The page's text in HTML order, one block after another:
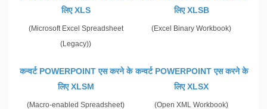
लिए XLS
(Microsoft Excel Spreadsheet
(Legacy))
लिए XLSB
(Excel Binary Workbook)
कन्वर्ट POWERPOINT एस करने के
लिए XLSM
(Macro-enabled Spreadsheet)
कन्वर्ट POWERPOINT एस करने के
लिए XLSX
(Open XML Workbook)